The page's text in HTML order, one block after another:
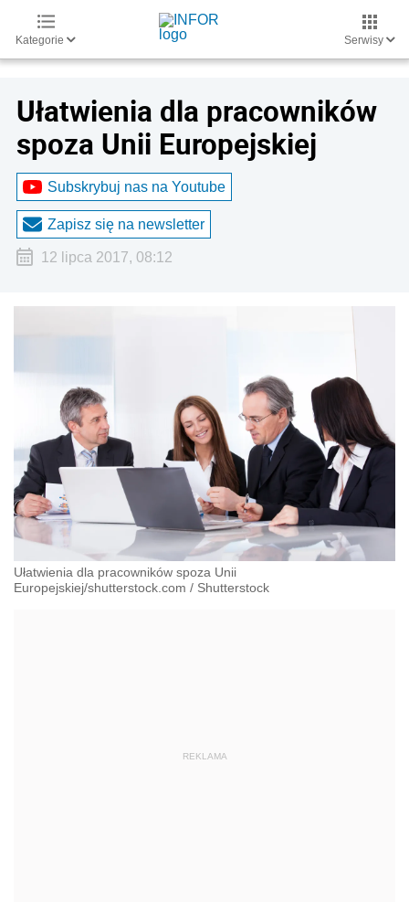
Kategorie Serwisy
Ułatwienia dla pracowników
spoza Unii Europejskiej
Subskrybuj nas na Youtube
Zapisz się na newsletter
12 lipca 2017, 08:12
Ułatwienia dla pracowników spoza Unii
Europejskiej/shutterstock.com / Shutterstock